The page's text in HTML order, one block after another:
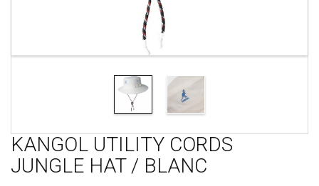
KANGOL UTILITY CORDS
JUNGLE HAT / BLANC